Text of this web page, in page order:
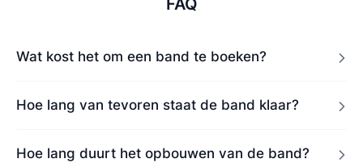
FAQ
Wat kost het om een band te boeken?
Hoe lang van tevoren staat de band klaar?
Hoe lang duurt het opbouwen van de band?